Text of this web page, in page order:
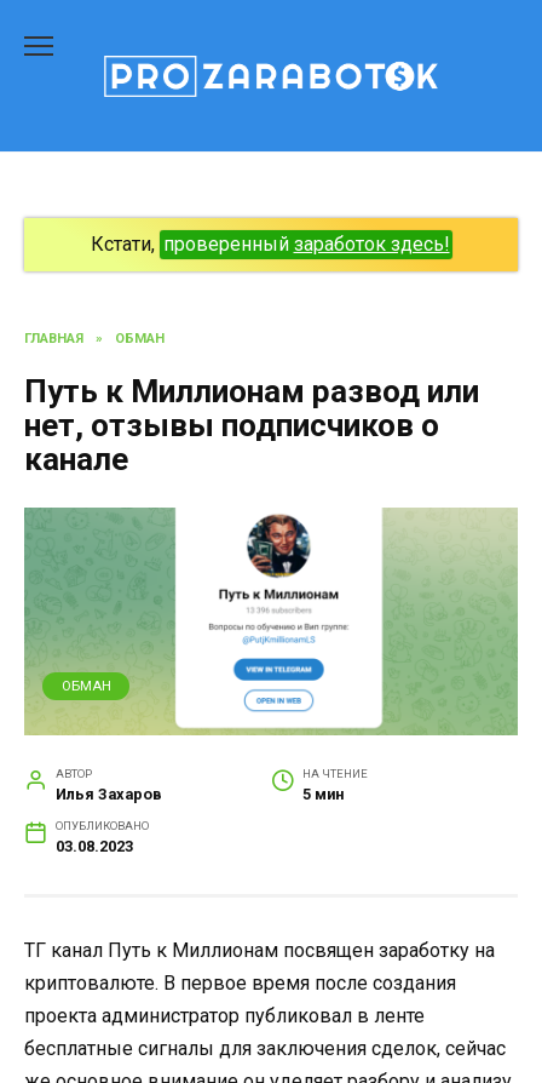
содержанию
Кстати, проверенный заработок здесь!
ГЛАВНАЯ » ОБМАН
Путь к Миллионам развод или
нет, отзывы подписчиков о
канале
ОБМАН
АВТОР
Илья Захаров
НА ЧТЕНИЕ
5 мин
ОПУБЛИКОВАНО
03.08.2023
ТГ канал Путь к Миллионам посвящен заработку на
криптовалюте. В первое время после создания
проекта администратор публиковал в ленте
бесплатные сигналы для заключения сделок, сейчас